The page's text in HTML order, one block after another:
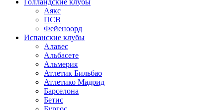
Аякс
ПСВ
Фейеноорд
Испанские клубы
Алавес
Альбасете
Альмерия
Атлетик Бильбао
Атлетико Мадрид
Барселона
Бетис